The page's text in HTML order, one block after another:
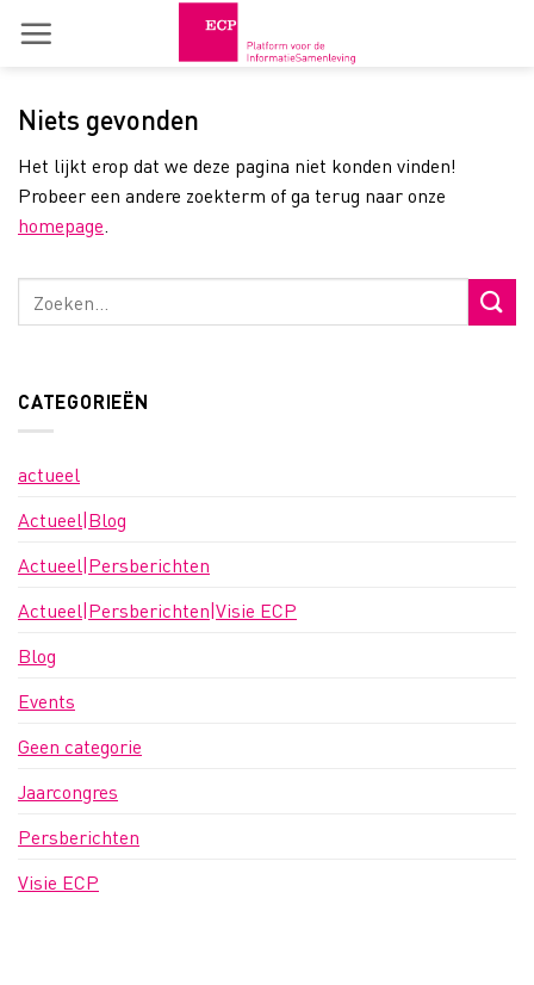
Niets gevonden
Het lijkt erop dat we deze pagina niet konden vinden!
Probeer een andere zoekterm of ga terug naar onze
homepage
CATEGORIEËN
actueel
Actueel|Blog
Actueel|Persberichten
Actueel|Persberichten|Visie ECP
Blog
Events
Geen categorie
Jaarcongres
Persberichten
Visie ECP